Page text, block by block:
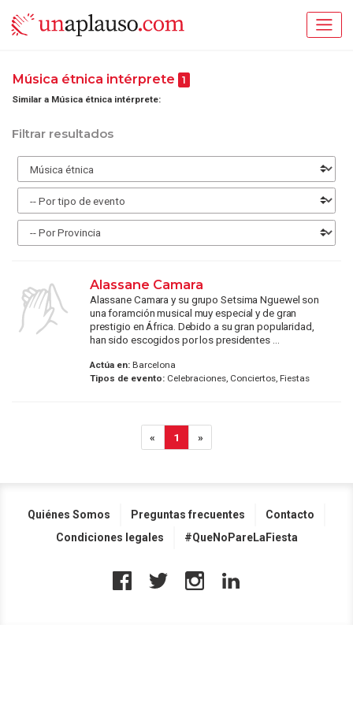
Música étnica intérprete 1
Similar a Música étnica intérprete:
Filtrar resultados
Alassane Camara
Alassane Camara y su grupo Setsima Nguewel son
una foramción musical muy especial y de gran
prestigio en África. Debido a su gran popularidad,
han sido escogidos por los presidentes ...
Actúa en:Barcelona
Tipos de evento:Celebraciones, Conciertos, Fiestas
« 1 »
Quiénes Somos Preguntas frecuentes
Contacto
Condiciones legales
#QueNoPareLaFiesta